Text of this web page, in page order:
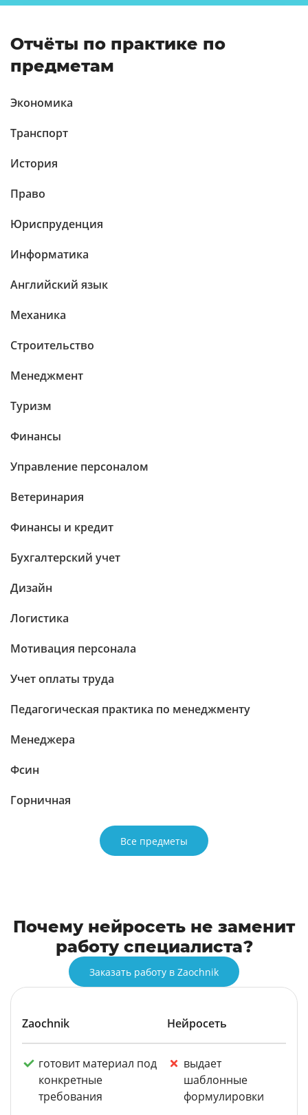
Отчёты по практике по
предметам
Экономика
Транспорт
История
Право
Юриспруденция
Информатика
Английский язык
Механика
Строительство
Менеджмент
Туризм
Финансы
Управление персоналом
Ветеринария
Финансы и кредит
Бухгалтерский учет
Дизайн
Логистика
Мотивация персонала
Учет оплаты труда
Педагогическая практика по менеджменту
Менеджера
Фсин
Горничная
Все предметы
Почему нейросеть не заменит
работу специалиста?
Заказать работу в Zaochnik
Zaochnik Нейросеть
готовит материал под
конкретные
требования
выдает
шаблонные
формулировки